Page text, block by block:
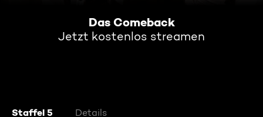
Das Comeback
Jetzt kostenlos streamen
Staffel 5 Details